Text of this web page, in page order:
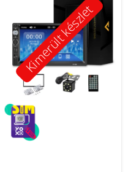
Kimerült készlet